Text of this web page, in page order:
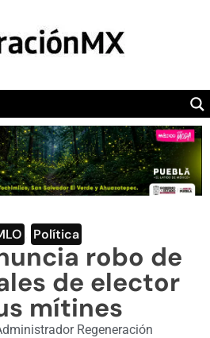
POLÍTICA
OPINIÓN
DEPORTES
SECTION
VIDEOS
Política
robo de
de elector
mítines
Regeneración